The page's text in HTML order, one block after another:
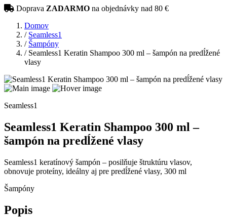
Doprava ZADARMO na objednávky nad 80 €
Domov
/ Seamless1
/ Šampóny
/Seamless1 Keratin Shampoo 300 ml – šampón na predĺžené
vlasy
Seamless1
Seamless1 Keratin Shampoo 300 ml –
šampón na predĺžené vlasy
Seamless1 keratínový šampón – posilňuje štruktúru vlasov,
obnovuje proteíny, ideálny aj pre predĺžené vlasy, 300 ml
Šampóny
Popis